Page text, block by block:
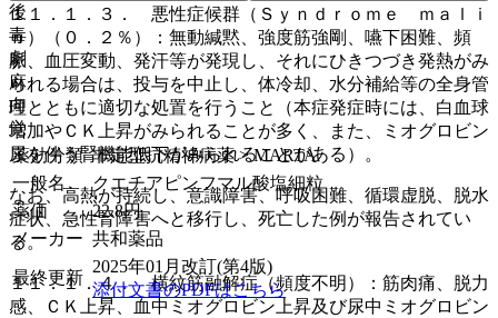
１１．１．３． 悪性症候群（Ｓｙｎｄｒｏｍｅ ｍａｌｉ
ｎ）（０．２％）：無動緘黙、強度筋強剛、嚥下困難、頻
脈、血圧変動、発汗等が発現し、それにひきつづき発熱がみ
られる場合は、投与を中止し、体冷却、水分補給等の全身管
理とともに適切な処置を行うこと（本症発症時には、白血球
増加やＣＫ上昇がみられることが多く、また、ミオグロビン
尿を伴う腎機能低下がみられることがある）。
なお、高熱が持続し、意識障害、呼吸困難、循環虚脱、脱水
症状、急性腎障害へと移行し、死亡した例が報告されてい
る。
１１．１．４． 横紋筋融解症（頻度不明）：筋肉痛、脱力
感、ＣＫ上昇、血中ミオグロビン上昇及び尿中ミオグロビン
後
毒
劇
麻
向
覚
薬効分類 非定型抗精神病薬 > MARTA
一般名
クエチアピンフマル酸塩細粒
薬価
22.8円
メーカー 共和薬品
最終更新
2025年01月改訂(第4版)
添付文書のPDFはこちら